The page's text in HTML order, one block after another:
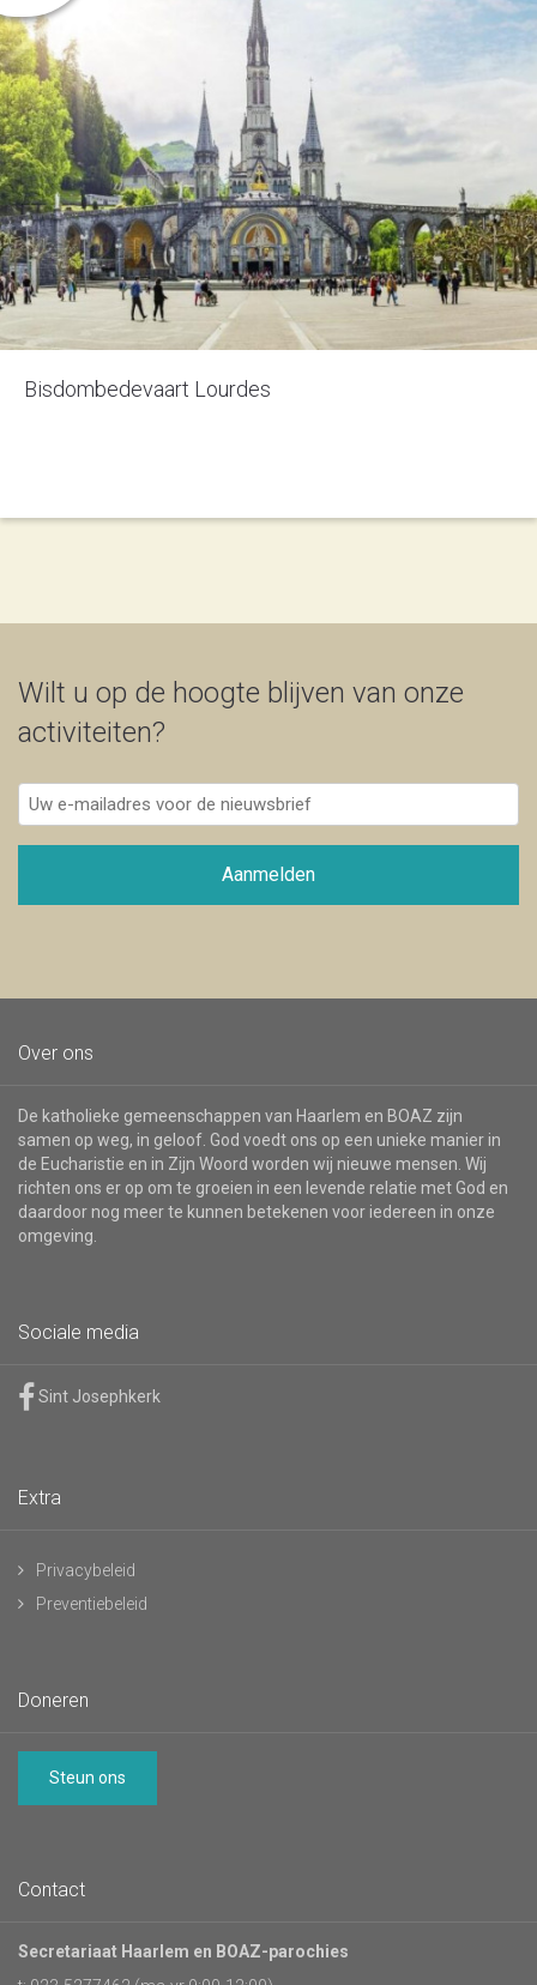
Bisdombedevaart Lourdes
Wilt u op de hoogte blijven van onze
activiteiten?
Uw
e-
mailadres
de
Aanmelden
Over ons
De katholieke gemeenschappen van Haarlem en BOAZ zijn
samen op weg, in geloof. God voedt ons op een unieke manier in
de Eucharistie en in Zijn Woord worden wij nieuwe mensen. Wij
richten ons er op om te groeien in een levende relatie met God en
daardoor nog meer te kunnen betekenen voor iedereen in onze
omgeving.
Sociale media
Sint Josephkerk
Extra
Privacybeleid
Preventiebeleid
Doneren
Steun ons
Contact
Secretariaat Haarlem en BOAZ-parochies